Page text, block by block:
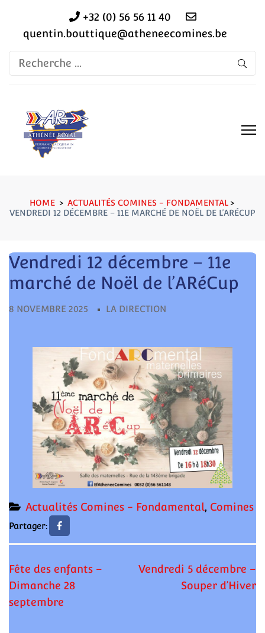
+32 (0) 56 56 11 40
quentin.bouttique@atheneecomines.be
Recherche
pour:
HOME > ACTUALITÉS COMINES - FONDAMENTAL >
VENDREDI 12 DÉCEMBRE – 11E MARCHÉ DE NOËL DE L’ARÉCUP
Vendredi 12 décembre – 11e
marché de Noël de l’ARéCup
8 NOVEMBRE 2025 LA DIRECTION
Actualités Comines - Fondamental, Comines
Partager:
Navigation
de
l’article
Fête des enfants –
Dimanche 28
septembre
Vendredi 5 décembre –
Souper d’Hiver
Recherche
pour: